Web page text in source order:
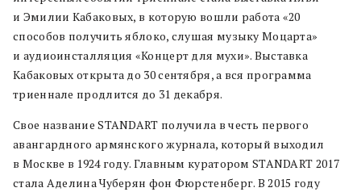
и Эмилии Кабаковых, в которую вошли работа «20
способов получить яблоко, слушая музыку Моцарта»
и аудиоинсталляция «Концерт для мухи». Выставка
Кабаковых открыта до 30 сентября, а вся программа
триеннале продлится до 31 декабря.
Свое название STANDART получила в честь первого
авангардного армянского журнала, который выходил
в Москве в 1924 году. Главным куратором STANDART 2017
стала Аделина Чуберян фон Фюрстенберг. В 2015 году